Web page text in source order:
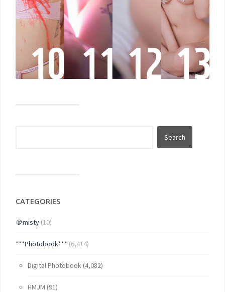
CATEGORIES
＠misty (10)
***Photobook*** (6,414)
Digital Photobook (4,082)
HMJM (91)